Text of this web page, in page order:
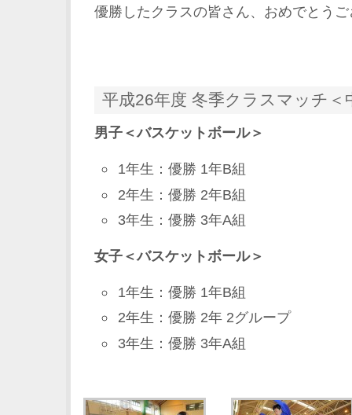
優勝したクラスの皆さん、おめでとう
平成26年度 冬季クラスマッチ＜
男子＜バスケットボール＞
1年生：優勝 1年B組
2年生：優勝 2年B組
3年生：優勝 3年A組
女子＜バスケットボール＞
1年生：優勝 1年B組
2年生：優勝 2年 2グループ
3年生：優勝 3年A組